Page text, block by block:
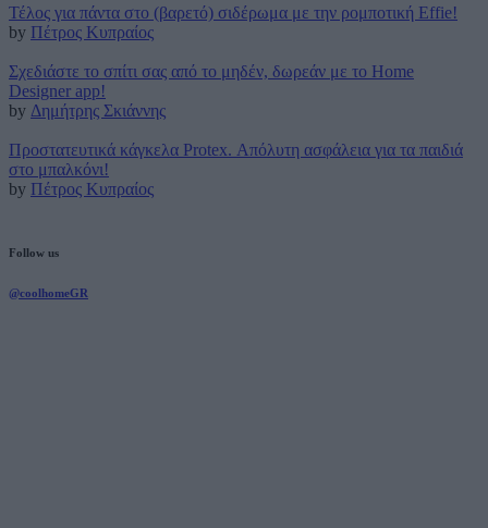
Τέλος για πάντα στο (βαρετό) σιδέρωμα με την ρομποτική Effie!
by Πέτρος Κυπραίος
Σχεδιάστε το σπίτι σας από το μηδέν, δωρεάν με το Home
Designer app!
by Δημήτρης Σκιάννης
Προστατευτικά κάγκελα Protex. Απόλυτη ασφάλεια για τα παιδιά
στο μπαλκόνι!
by Πέτρος Κυπραίος
Follow us
@coolhomeGR